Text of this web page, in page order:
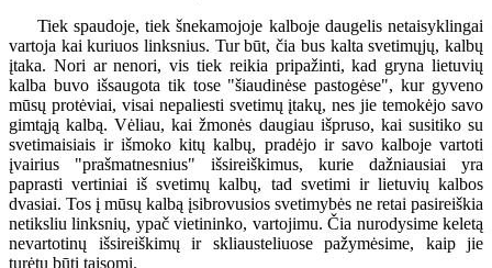
Tiek spaudoje, tiek šnekamojoje kalboje daugelis netaisyklingai
vartoja kai kuriuos linksnius. Tur būt, čia bus kalta svetimųjų, kalbų
įtaka. Nori ar nenori, vis tiek reikia pripažinti, kad gryna lietuvių
kalba buvo išsaugota tik tose "šiaudinėse pastogėse", kur gyveno
mūsų protėviai, visai nepaliesti svetimų įtakų, nes jie temokėjo savo
gimtąją kalbą. Vėliau, kai žmonės daugiau išpruso, kai susitiko su
svetimaisiais ir išmoko kitų kalbų, pradėjo ir savo kalboje vartoti
įvairius "prašmatnesnius" išsireiškimus, kurie dažniausiai yra
paprasti vertiniai iš svetimų kalbų, tad svetimi ir lietuvių kalbos
dvasiai. Tos į mūsų kalbą įsibrovusios svetimybės ne retai pasireiškia
netiksliu linksnių, ypač vietininko, vartojimu. Čia nurodysime keletą
nevartotinų išsireiškimų ir skliausteliuose pažymėsime, kaip jie
turėtų būti taisomi.